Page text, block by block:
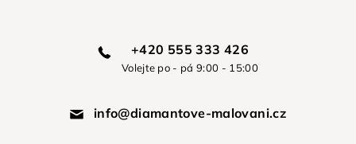
+420 555 333 426
Volejte po - pá 9:00 - 15:00
info@diamantove-malovani.cz